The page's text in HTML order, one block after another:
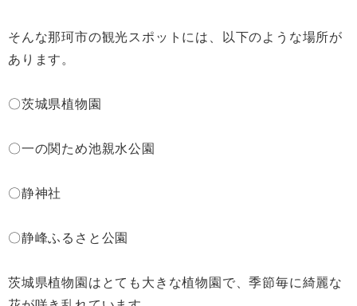
そんな那珂市の観光スポットには、以下のような場所が
あります。
〇茨城県植物園
〇一の関ため池親水公園
〇静神社
〇静峰ふるさと公園
茨城県植物園はとても大きな植物園で、季節毎に綺麗な